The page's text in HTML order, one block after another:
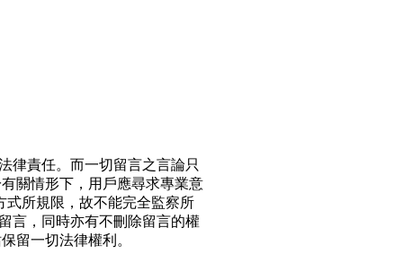
律責任。而一切留言之言論只
關情形下，用戶應尋求專業意
式所規限，故不能完全監察所
言，同時亦有不刪除留言的權
留一切法律權利。